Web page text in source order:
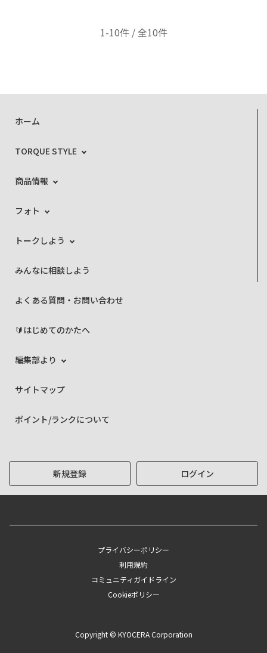
1-10件 / 全10件
ホーム
TORQUE STYLE
商品情報
フォト
トークしよう
みんなに相談しよう
よくある質問・お問い合わせ
🔰はじめてのかたへ
編集部より
サイトマップ
ポイント/ランクについて
新規登録 ログイン
プライバシーポリシー
利用規約
コミュニティガイドライン
Cookieポリシー
Copyright © KYOCERA Corporation